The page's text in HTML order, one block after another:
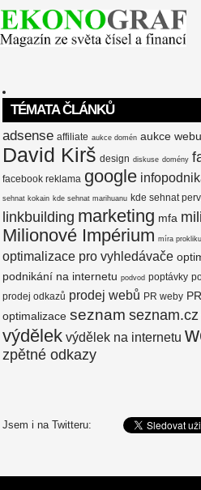
TÉMATA ČLÁNKŮ
adsense affiliate aukce domén aukce webu
David Kirš design diskuse domény
facebook reklama google
sehnat kokain kde sehnat marihuanu kde sehnat
linkbuilding marketing mfa
Milionové Impérium míra prokliku
optimalizace pro vyhledávače
podnikání na internetu podvod poptávky
prodej odkazů prodej webů PR weby
optimalizace seznam seznam.cz
výdělek výdělek na internetu
zpětné odkazy
Jsem i na Twitteru: